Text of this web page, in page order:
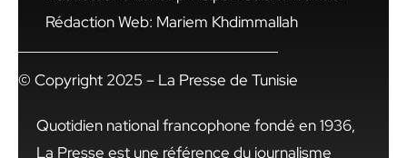
Rédaction Web: Mariem Khdimmallah
© Copyright 2025 – La Presse de Tunisie
Quotidien national francophone fondé en 1936,
La Presse est une référence du journalisme